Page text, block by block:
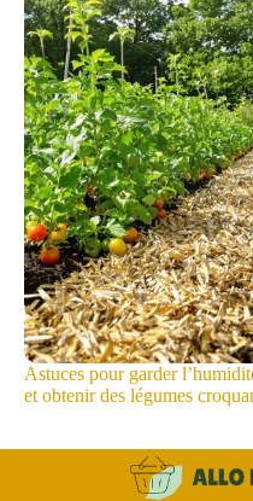
Astuces pour garder
et obtenir des légumes